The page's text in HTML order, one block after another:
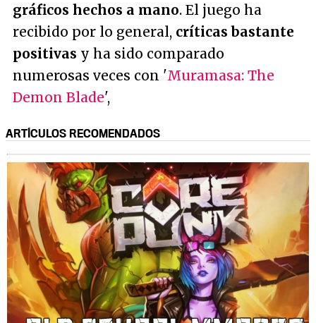
gráficos hechos a mano. El juego ha
recibido por lo general, críticas bastante
positivas y ha sido comparado
numerosas veces con 'Muramasa: The
Demon Blade',
ARTÍCULOS RECOMENDADOS